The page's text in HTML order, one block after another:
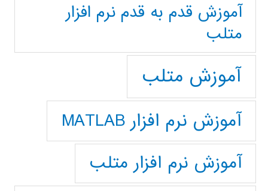
آموزش قدم به قدم نرم افزار
متلب
آموزش متلب
آموزش نرم افزار MATLAB
آموزش نرم افزار متلب